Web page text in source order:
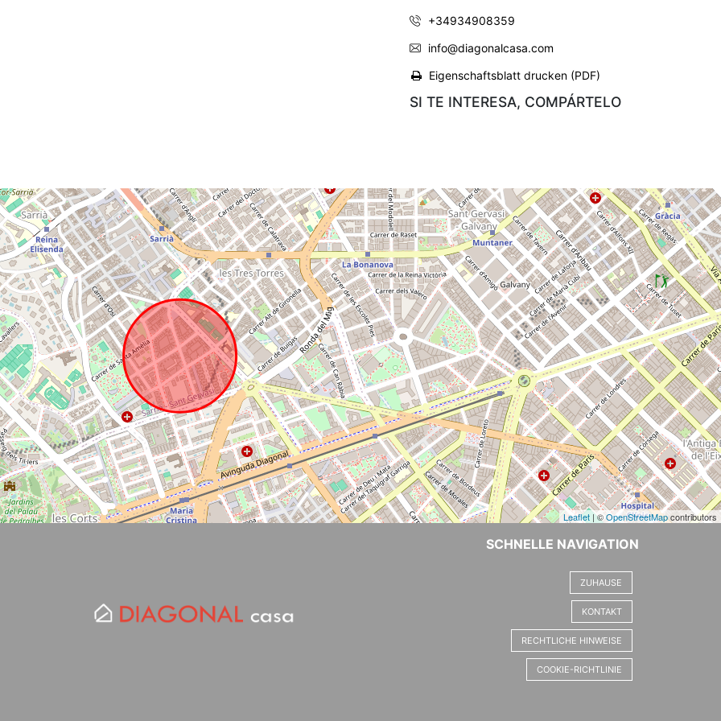
+34934908359
info@diagonalcasa.com
Eigenschaftsblatt drucken (PDF)
SI TE INTERESA, COMPÁRTELO
Leaflet | ©OpenStreetMapcontributors
SCHNELLE NAVIGATION
ZUHAUSE
KONTAKT
RECHTLICHE HINWEISE
COOKIE-RICHTLINIE